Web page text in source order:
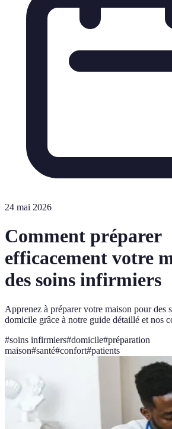
24 mai 2026
Comment préparer
efficacement votre
des soins infirmiers
Apprenez à préparer votre maison pour des
domicile grâce à notre guide détaillé et nos
#soins infirmiers#domicile#préparation
maison#santé#confort#patients